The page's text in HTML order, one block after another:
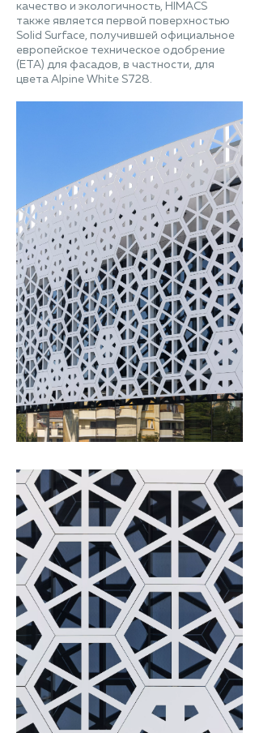
качество и экологичность, HIMACS
также является первой поверхностью
Solid Surface, получившей официальное
европейское техническое одобрение
(ETA) для фасадов, в частности, для
цвета Alpine White S728.